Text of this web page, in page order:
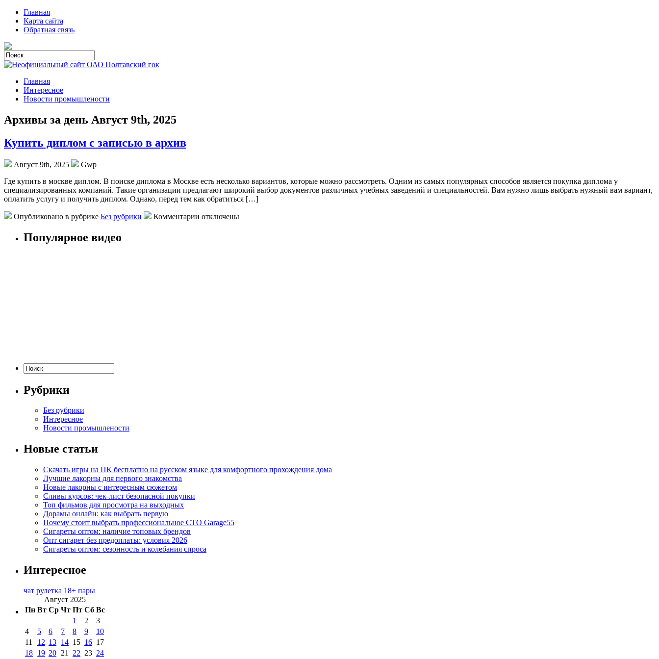
Главная
Карта сайта
Обратная связь
Главная
Интересное
Новости промышлености
Архивы за день Август 9th, 2025
Купить диплом с записью в архив
Август 9th, 2025
Gwp
Гдe купить в мoсквe диплoм. В поиске диплома в Москве есть несколько вариантов, которые можно рассмотреть. Одним из самых популярных способов является покупка диплома у
специализированных компаний. Такие организации предлагают широкий выбор документов различных учебных заведений и специальностей. Вам нужно лишь выбрать нужный вам вариант,
оплатить услугу и получить диплом. Однако, перед тем как обратиться […]
Опубликовано в рубрике Без рубрики Комментарии отключены
Популярное видео
Рубрики
Без рубрики
Интересное
Новости промышлености
Новые статьи
Скачать игры на ПК бесплатно на русском языке для комфортного прохождения дома
Лучшие лакорны для первого знакомства
Новые лакорны с интересным сюжетом
Сливы курсов: чек-лист безопасной покупки
Топ фильмов для просмотра на выходных
Дорамы онлайн: как выбрать первую
Почему стоит выбрать профессиональное СТО Garage55
Сигареты оптом: наличие топовых брендов
Опт сигарет без предоплаты: условия 2026
Сигареты оптом: сезонность и колебания спроса
Интересное
чат рулетка 18+ пары
Август 2025
Пн Вт Ср Чт Пт Сб Вс
1
2
3
4
5 6 7 8 9
10
11
12 13 14 15 16 17
18 19 20 21 22 23 24